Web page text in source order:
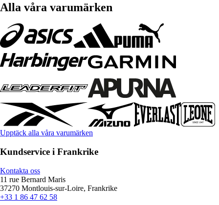
Alla våra varumärken
Upptäck alla våra varumärken
Kundservice i Frankrike
Kontakta oss
11 rue Bernard Maris
37270 Montlouis-sur-Loire, Frankrike
+33 1 86 47 62 58